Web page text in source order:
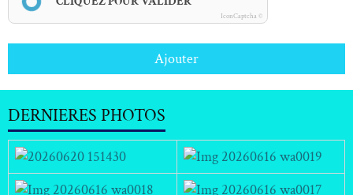
IconCaptcha ©
Ajouter
DERNIERES PHOTOS